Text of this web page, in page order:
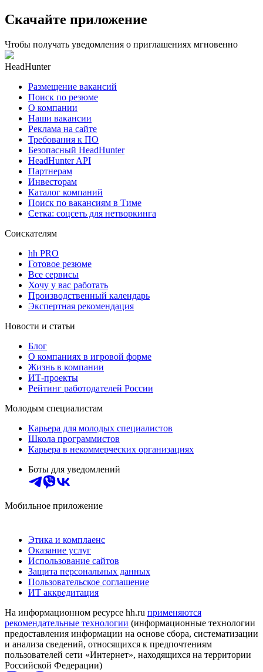
Скачайте приложение
Чтобы получать уведомления о приглашениях мгновенно
HeadHunter
Размещение вакансий
Поиск по резюме
О компании
Наши вакансии
Реклама на сайте
Требования к ПО
Безопасный HeadHunter
HeadHunter API
Партнерам
Инвесторам
Каталог компаний
Поиск по вакансиям в Тиме
Сетка: соцсеть для нетворкинга
Соискателям
hh PRO
Готовое резюме
Все сервисы
Хочу у вас работать
Производственный календарь
Экспертная рекомендация
Новости и статьи
Блог
О компаниях в игровой форме
Жизнь в компании
ИТ-проекты
Рейтинг работодателей России
Молодым специалистам
Карьера для молодых специалистов
Школа программистов
Карьера в некоммерческих организациях
Боты для уведомлений
Мобильное приложение
Этика и комплаенс
Оказание услуг
Использование сайтов
Защита персональных данных
Пользовательское соглашение
ИТ аккредитация
На информационном ресурсе hh.ru применяются
рекомендательные технологии (информационные технологии
предоставления информации на основе сбора, систематизации
и анализа сведений, относящихся к предпочтениям
пользователей сети «Интернет», находящихся на территории
Российской Федерации)